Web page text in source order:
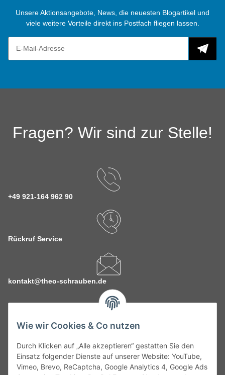
Wie wir Cookies & Co nutzen
Durch Klicken auf „Alle akzeptieren“ gestatten Sie den
Einsatz folgender Dienste auf unserer Website: YouTube,
Vimeo, Brevo, ReCaptcha, Google Analytics 4, Google Ads
Unsere Aktionsangebote, News, die neuesten Blogartikel und
viele weitere Vorteile direkt ins Postfach fliegen lassen.
Fragen? Wir sind zur Stelle!
+49 921-164 962 90
Rückruf Service
kontakt@theo-schrauben.de
Service